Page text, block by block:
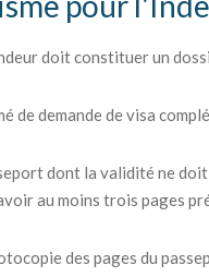
doit constituer un
de demande de visa
dont la validité ne
au moins trois pages
des pages du